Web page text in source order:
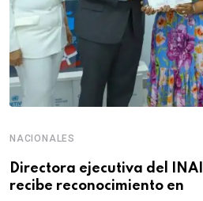
NACIONALES
Directora ejecutiva del
recibe reconocimiento en